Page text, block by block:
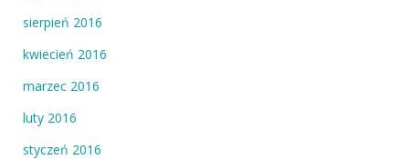
sierpień 2016
kwiecień 2016
marzec 2016
luty 2016
styczeń 2016